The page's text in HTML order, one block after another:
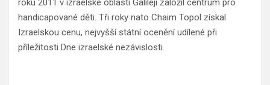
roku 2011 v izraelské oblasti Galileji založil centrum pro
handicapované děti. Tři roky nato Chaim Topol získal
Izraelskou cenu, nejvyšší státní ocenění udílené při
příležitosti Dne izraelské nezávislosti.